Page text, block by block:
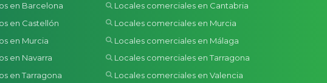
en Barcelona
en Castellón
en Murcia
en Navarra
en Tarragona
Locales comerciales en Cantabria
Locales comerciales en Murcia
Locales comerciales en Málaga
Locales comerciales en Tarragona
Locales comerciales en Valencia